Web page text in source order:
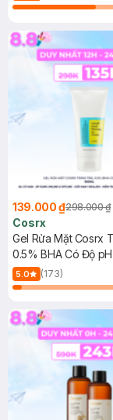
139.000 ₫298.000 ₫
Cosrx
Gel Rửa Mặt Cosrx
0.5% BHA Có Độ
150ml
5.0
(173)